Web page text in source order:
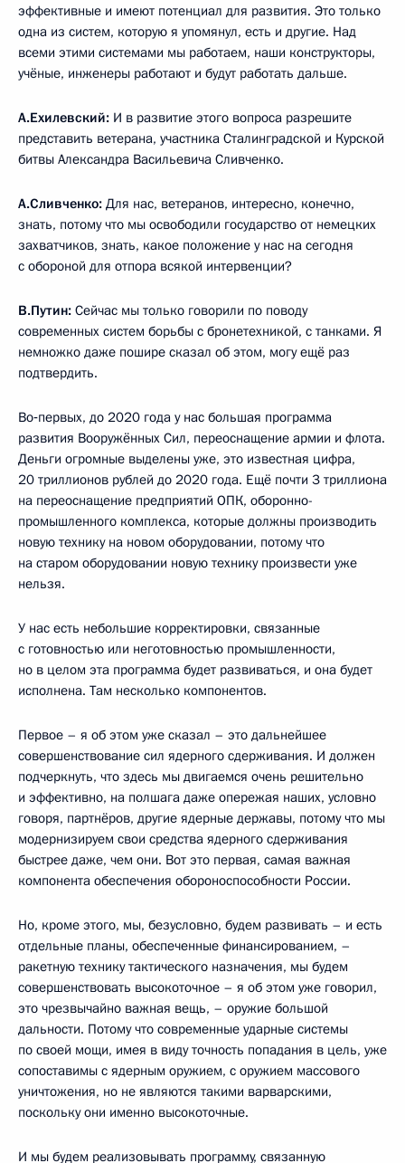
эффективные и имеют потенциал для развития. Это только
одна из систем, которую я упомянул, есть и другие. Над
всеми этими системами мы работаем, наши конструкторы,
учёные, инженеры работают и будут работать дальше.
А.Ехилевский: И в развитие этого вопроса разрешите
представить ветерана, участника Сталинградской и Курской
битвы Александра Васильевича Сливченко.
А.Сливченко: Для нас, ветеранов, интересно, конечно,
знать, потому что мы освободили государство от немецких
захватчиков, знать, какое положение у нас на сегодня
с обороной для отпора всякой интервенции?
В.Путин: Сейчас мы только говорили по поводу
современных систем борьбы с бронетехникой, с танками. Я
немножко даже пошире сказал об этом, могу ещё раз
подтвердить.
Во‑первых, до 2020 года у нас большая программа
развития Вооружённых Сил, переоснащение армии и флота.
Деньги огромные выделены уже, это известная цифра,
20 триллионов рублей до 2020 года. Ещё почти 3 триллиона
на переоснащение предприятий ОПК, оборонно-
промышленного комплекса, которые должны производить
новую технику на новом оборудовании, потому что
на старом оборудовании новую технику произвести уже
нельзя.
У нас есть небольшие корректировки, связанные
с готовностью или неготовностью промышленности,
но в целом эта программа будет развиваться, и она будет
исполнена. Там несколько компонентов.
Первое – я об этом уже сказал – это дальнейшее
совершенствование сил ядерного сдерживания. И должен
подчеркнуть, что здесь мы двигаемся очень решительно
и эффективно, на полшага даже опережая наших, условно
говоря, партнёров, другие ядерные державы, потому что мы
модернизируем свои средства ядерного сдерживания
быстрее даже, чем они. Вот это первая, самая важная
компонента обеспечения обороноспособности России.
Но, кроме этого, мы, безусловно, будем развивать – и есть
отдельные планы, обеспеченные финансированием, –
ракетную технику тактического назначения, мы будем
совершенствовать высокоточное – я об этом уже говорил,
это чрезвычайно важная вещь, – оружие большой
дальности. Потому что современные ударные системы
по своей мощи, имея в виду точность попадания в цель, уже
сопоставимы с ядерным оружием, с оружием массового
уничтожения, но не являются такими варварскими,
поскольку они именно высокоточные.
И мы будем реализовывать программу, связанную